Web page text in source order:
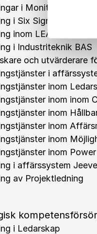
i Monitor
i Six Sigma
inom LEAN
i Industriteknik BAS
och utvärderare
i
inom
inom inom
inom
inom
inom
inom Power
i affärssystem
av Projektledning
i Ledarskap